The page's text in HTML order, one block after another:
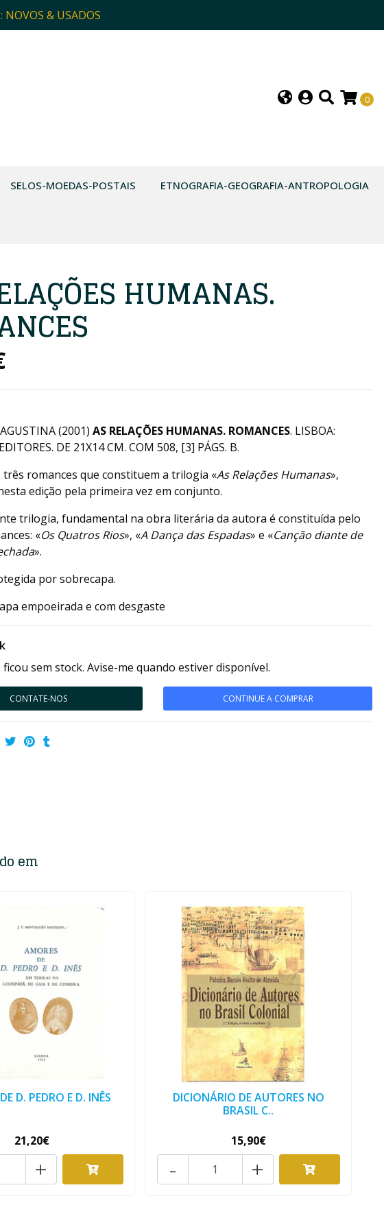
NOVOS & USADOS
0
SELOS-MOEDAS-POSTAIS ETNOGRAFIA-GEOGRAFIA-ANTROPOLOGIA
HUMANAS.
(2001) AS RELAÇÕES HUMANAS. ROMANCES. LISBOA:
DE 21X14 CM. COM 508, [3] PÁGS. B.
três romances que constituem a trilogia «As Relações Humanas»,
edição pela primeira vez em conjunto.
trilogia, fundamental na obra literária da autora é constituída pelo
«Os Quatros Rios», «A Dança das Espadas» e «Canção diante de
».
por sobrecapa.
empoeirada e com desgaste
sem stock. Avise-me quando estiver disponível.
CONTATE-NOS CONTINUE A COMPRAR
em
D. PEDRO E D. INÊS
21,20€
+
DICIONÁRIO DE AUTORES NO
BRASIL C..
15,90€
+
-